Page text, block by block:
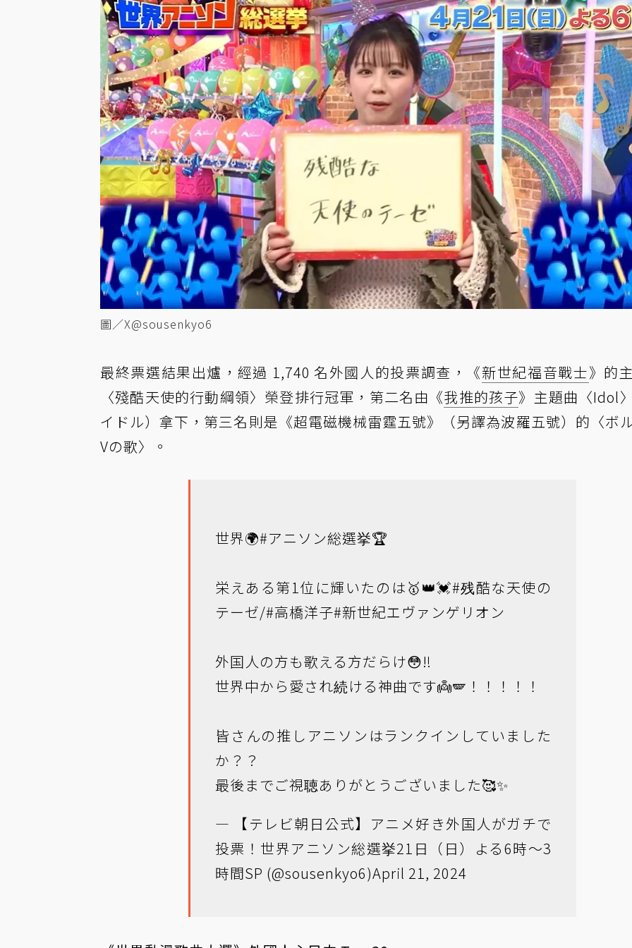
圖／X@sousenkyo6
最終票選結果出爐，經過 1,740 名外國人的投票調查，《新世紀福音戰士》的
〈殘酷天使的行動綱領〉榮登排行冠軍，第二名由《我推的孩子》主題曲〈Idol
イドル）拿下，第三名則是《超電磁機械雷霆五號》（另譯為波羅五號）的〈ボ
Vの歌〉。
世界🌍#アニソン総選挙🏆
栄えある第1位に輝いたのは🥇👑💓#残酷な天使の
テーゼ/#高橋洋子#新世紀エヴァンゲリオン
外国人の方も歌える方だらけ😳‼️
世界中から愛され続ける神曲です👼🪽！！！！！
皆さんの推しアニソンはランクインしていました
か？？
最後までご視聴ありがとうございました🥰✨
— 【テレビ朝日公式】アニメ好き外国人がガチで
投票！世界アニソン総選挙21日（日）よる6時〜3
時間SP (@sousenkyo6)April 21, 2024